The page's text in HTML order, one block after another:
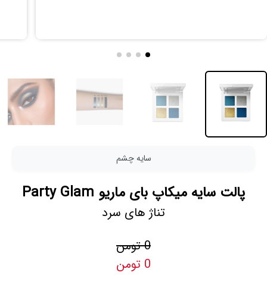
سایه چشم
پالت سایه میکاپ بای ماریو Party Glam
تناژ های سرد
0 تومن
0 تومن